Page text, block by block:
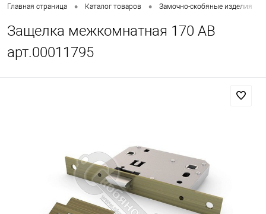
Главная страница • Каталог товаров • Замочно-скобяные изделия
Защелка межкомнатная 170 АВ
арт.00011795